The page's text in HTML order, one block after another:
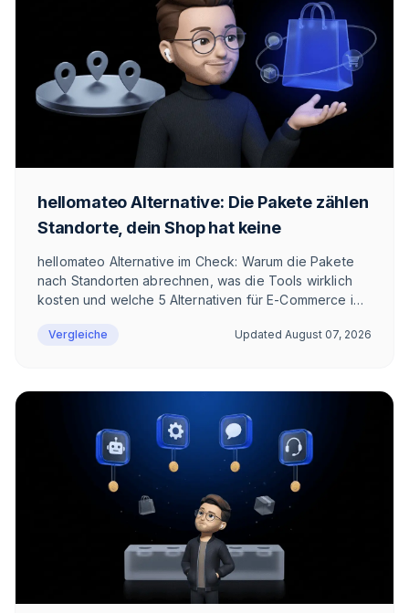
hellomateo Alternative: Die Pakete zählen
Standorte, dein Shop hat keine
hellomateo Alternative im Check: Warum die Pakete
nach Standorten abrechnen, was die Tools wirklich
kosten und welche 5 Alternativen für E-Commerce im
Vergleiche Updated August 07, 2026